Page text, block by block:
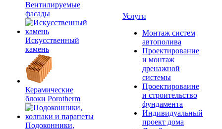
Вентилируемые
фасады
Искусственный
камень
Керамические
блоки Porotherm
Подоконники,
Услуги
Монтаж систем
автополива
Проектирование
и монтаж
дренажной
системы
Проектироваине
и строительство
фундамента
Индивидуальный
проект дома